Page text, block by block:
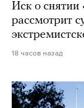
Иск о снятии
рассмотрит
18 часов назад